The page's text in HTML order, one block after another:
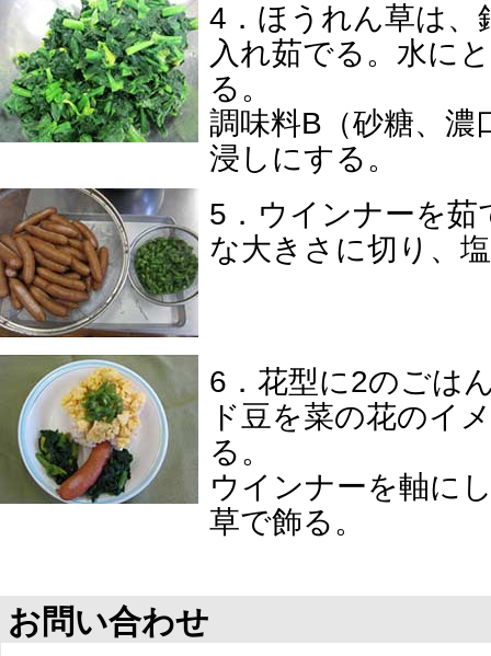
4．ほうれん草は、
入れ茹でる。水に
る。
調味料B（砂糖、
浸しにする。
5．ウインナーを茹
な大きさに切り、
6．花型に2のごは
ド豆を菜の花のイ
る。
ウインナーを軸に
草で飾る。
お問い合わせ